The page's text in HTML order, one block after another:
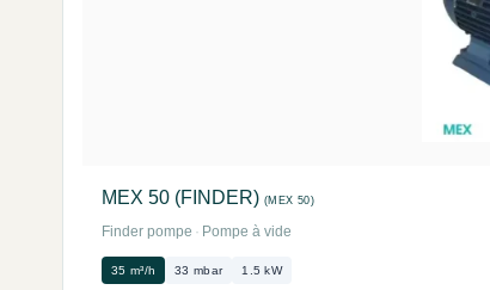
MEX 50 (FINDER) (MEX 50)
Finder pompe · Pompe à vide
35 m³/h 33 mbar 1.5 kW